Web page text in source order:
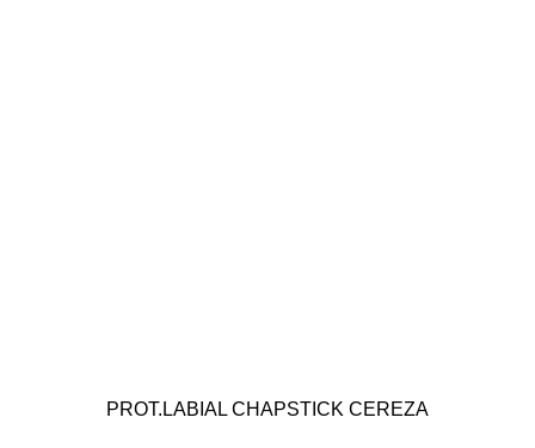
PROT.LABIAL CHAPSTICK CEREZA